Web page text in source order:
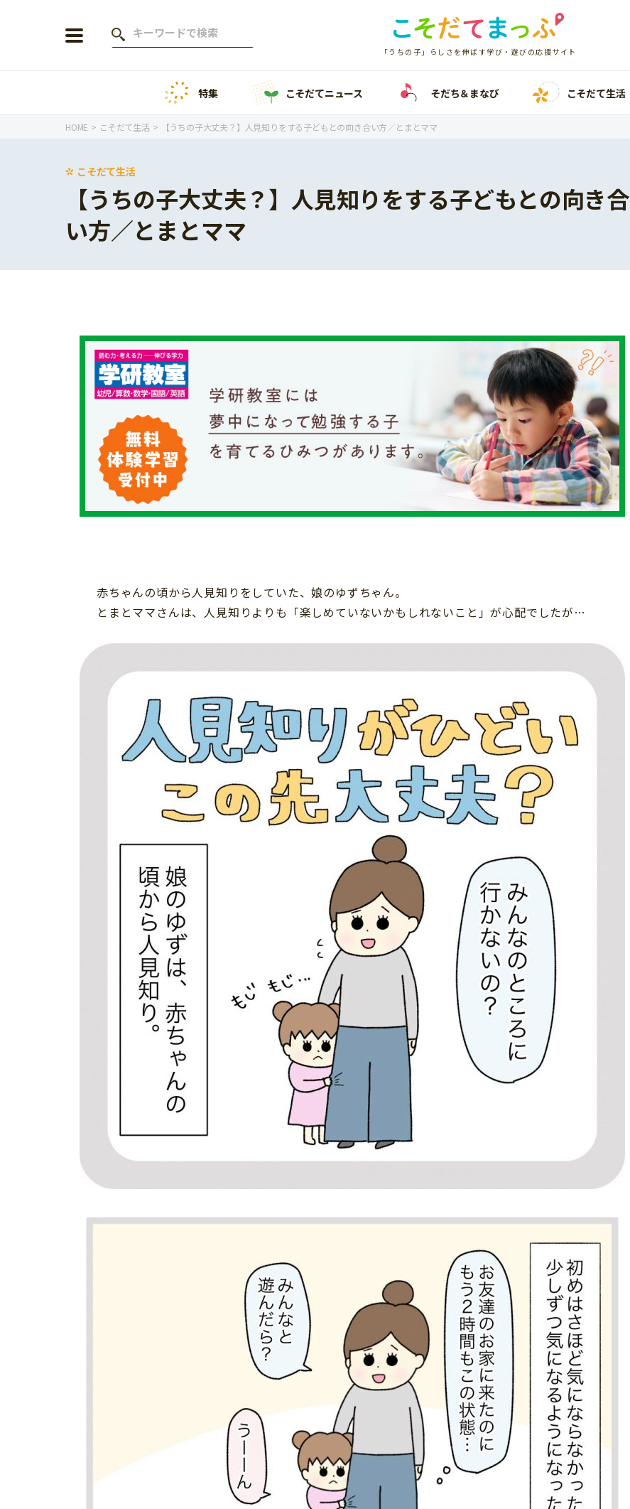
「うちの子」らしさを伸ばす学び・遊びの応援サイト
年齢から探す
1歳
小学3年生
小学4年生
小学5年生
小学6年生
ワーク・ドリル
幼稚園・保育園
科学・プログラミング
教育・学習
絵本・読み聞かせ
自由研究・工作
運動・あそび・ゲーム
こそだて生活
ファッション・美容
行事・イベント
親子でいっしょに
こそだてマンガ
サイトのご利⽤にあたって
特集 こそだてニュース そだち＆まなび こそだて生活
HOME こそだて生活 【うちの子大丈夫？】人見知りをする子どもとの向き合い方／とまとママ
こそだて生活
【うちの子大丈夫？】人見知りをする子どもとの向き合
い方／とまとママ
赤ちゃんの頃から人見知りをしていた、娘のゆずちゃん。
とまとママさんは、人見知りよりも「楽しめていないかもしれないこと」が心配でしたが…